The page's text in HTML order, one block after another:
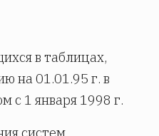
в таблицах,
на 01.01.95 г. в
с 1 января 1998 г.